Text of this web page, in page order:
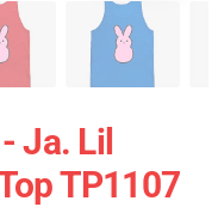
Ja. Lil
TP1107